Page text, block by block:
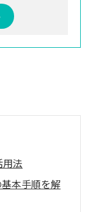
法
本手順を解